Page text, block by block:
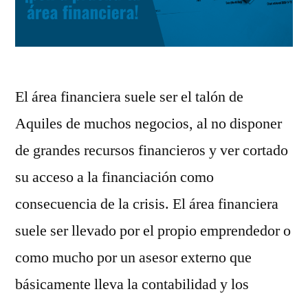
El área financiera suele ser el talón de
Aquiles de muchos negocios, al no disponer
de grandes recursos financieros y ver cortado
su acceso a la financiación como
consecuencia de la crisis. El área financiera
suele ser llevado por el propio emprendedor o
como mucho por un asesor externo que
básicamente lleva la contabilidad y los